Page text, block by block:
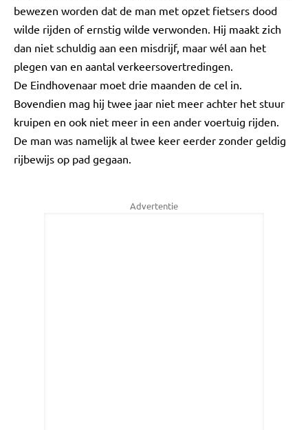
bewezen worden dat de man met opzet fietsers dood
wilde rijden of ernstig wilde verwonden. Hij maakt zich
dan niet schuldig aan een misdrijf, maar wél aan het
plegen van en aantal verkeersovertredingen.
De Eindhovenaar moet drie maanden de cel in.
Bovendien mag hij twee jaar niet meer achter het stuur
kruipen en ook niet meer in een ander voertuig rijden.
De man was namelijk al twee keer eerder zonder geldig
rijbewijs op pad gegaan.
Advertentie